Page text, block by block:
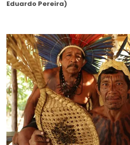
Eduardo Pereira)